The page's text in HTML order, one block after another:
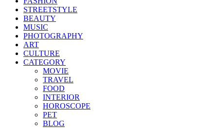
STREETSTYLE
BEAUTY
MUSIC
PHOTOGRAPHY
ART
CULTURE
CATEGORY
MOVIE
TRAVEL
FOOD
INTERIOR
HOROSCOPE
PET
BLOG